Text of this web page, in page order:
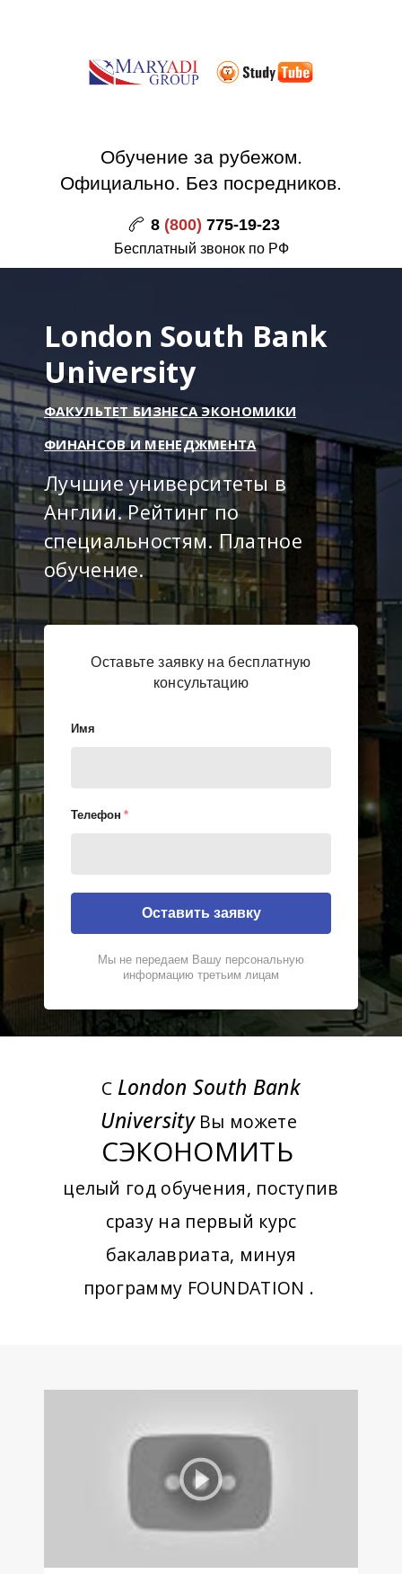
Обучение за рубежом.
Официально. Без посредников.
8 (800) 775-19-23
Бесплатный звонок по РФ
London South Bank
University
ФАКУЛЬТЕТ БИЗНЕСА ЭКОНОМИКИ
ФИНАНСОВ И МЕНЕДЖМЕНТА
Лучшие университеты в
Англии. Рейтинг по
специальностям. Платное
обучение.
Оставьте заявку на бесплатную
консультацию
Имя
Телефон *
Оставить заявку
Мы не передаем Вашу персональную
информацию третьим лицам
С London South Bank
UniversityВы можете
СЭКОНОМИТЬ
целый год обучения, поступив
сразу на первый курс
бакалавриата, минуя
программу FOUNDATION .